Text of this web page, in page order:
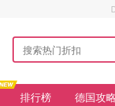
排行榜 德国攻略